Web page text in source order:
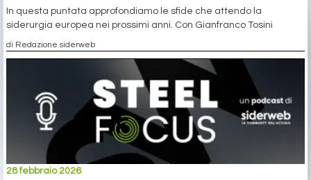
In questa puntata approfondiamo le sfide che attendo la
siderurgia europea nei prossimi anni. Con Gianfranco Tosini
di Redazione siderweb
28 febbraio 2026